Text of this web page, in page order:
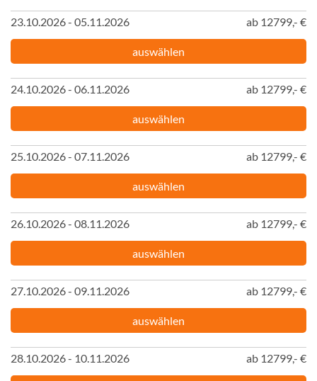
23.10.2026 - 05.11.2026 ab 12799,- €
auswählen
24.10.2026 - 06.11.2026 ab 12799,- €
auswählen
25.10.2026 - 07.11.2026 ab 12799,- €
auswählen
26.10.2026 - 08.11.2026 ab 12799,- €
auswählen
27.10.2026 - 09.11.2026 ab 12799,- €
auswählen
28.10.2026 - 10.11.2026 ab 12799,- €